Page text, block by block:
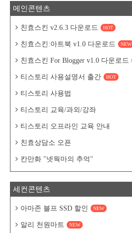
메인콘텐츠
친효스킨 v2.6.3 다운로드 HOT
친효스킨:아트북 v1.0 다운로드 NEW
친효스킨 For Blogger v1.0 다운로드
티스토리 사용설명서 출간 HOT
티스토리 사용법
티스토리 교육/과외/강좌
티스토리 오프라인 교육 안내
친효상담소 오픈
칸만화 "넷웍마의 추억"
세컨콘텐츠
아마존 블프 SSD 할인 NEW
알리 천원마트 NEW